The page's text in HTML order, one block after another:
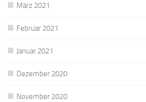
März 2021
Februar 2021
Januar 2021
Dezember 2020
November 2020